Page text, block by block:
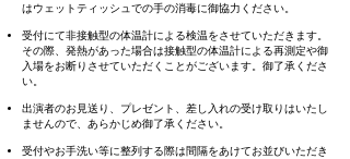
はウェットティッシュでの手の消毒に御協力ください。
受付にて非接触型の体温計による検温をさせていただきます。
その際、発熱があった場合は接触型の体温計による再測定や御
入場をお断りさせていただくことがございます。御了承くださ
い。
出演者のお見送り、プレゼント、差し入れの受け取りはいたし
ませんので、あらかじめ御了承ください。
受付やお手洗い等に整列する際は間隔をあけてお並びいただき